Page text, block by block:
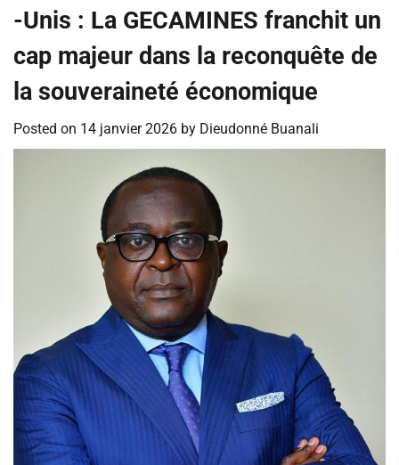
-Unis : La GECAMINES franchit un
cap majeur dans la reconquête de
la souveraineté économique
Posted on 14 janvier 2026 by Dieudonné Buanali